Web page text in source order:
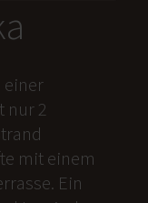
einer
nur 2
mit einem
Ein